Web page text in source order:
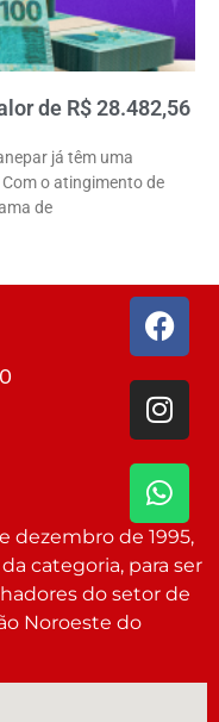
de R$ 28.482,56
já têm uma
o atingimento de
de
dezembro de 1995,
categoria, para ser
do setor de
Noroeste do